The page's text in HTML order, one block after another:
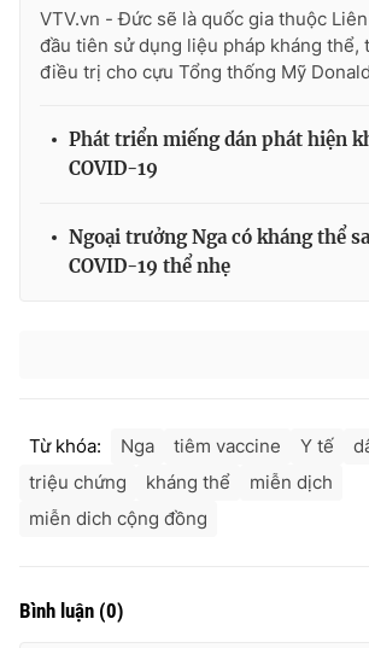
Ðiện thoại Thời báo VTV:024.66 897 897
Email: toasoan@vtv.vn
Liên hệ quảng cáo: 024-7300.7108
thuận bằng văn bản. Ghi rõ nguồn VTV.vn
VTV.vn - Đức sẽ là quốc gia thuộc
đầu tiên sử dụng liệu pháp kháng thể,
điều trị cho cựu Tổng thống Mỹ
Phát triển miếng dán phát hiện
COVID-19
Ngoại trưởng Nga có kháng thể
COVID-19 thể nhẹ
Từ khóa: Nga tiêm vaccine Y tế
triệu chứng
kháng thể
miễn dịch
miễn dich cộng đồng
Bình luận (0)